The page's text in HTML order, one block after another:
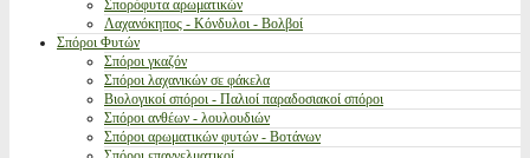
Σπορόφυτα αρωματικών
Λαχανόκηπος - Κόνδυλοι - Βολβοί
Σπόροι Φυτών
Σπόροι γκαζόν
Σπόροι λαχανικών σε φάκελα
Βιολογικοί σπόροι - Παλιοί παραδοσιακοί σπόροι
Σπόροι ανθέων - λουλουδιών
Σπόροι αρωματικών φυτών - Βοτάνων